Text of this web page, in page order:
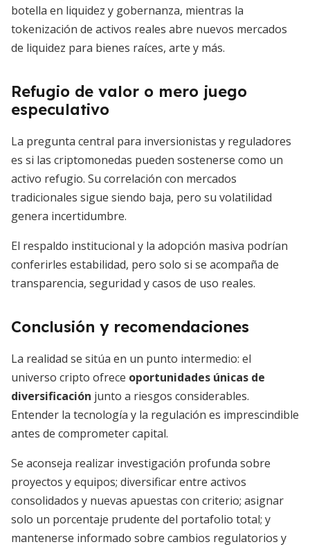
botella en liquidez y gobernanza, mientras la
tokenización de activos reales abre nuevos mercados
de liquidez para bienes raíces, arte y más.
Refugio de valor o mero juego
especulativo
La pregunta central para inversionistas y reguladores
es si las criptomonedas pueden sostenerse como un
activo refugio. Su correlación con mercados
tradicionales sigue siendo baja, pero su volatilidad
genera incertidumbre.
El respaldo institucional y la adopción masiva podrían
conferirles estabilidad, pero solo si se acompaña de
transparencia, seguridad y casos de uso reales.
Conclusión y recomendaciones
La realidad se sitúa en un punto intermedio: el
universo cripto ofrece oportunidades únicas de
diversificación junto a riesgos considerables.
Entender la tecnología y la regulación es imprescindible
antes de comprometer capital.
Se aconseja realizar investigación profunda sobre
proyectos y equipos; diversificar entre activos
consolidados y nuevas apuestas con criterio; asignar
solo un porcentaje prudente del portafolio total; y
mantenerse informado sobre cambios regulatorios y